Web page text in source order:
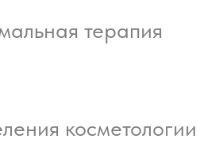
терапия
косметологии